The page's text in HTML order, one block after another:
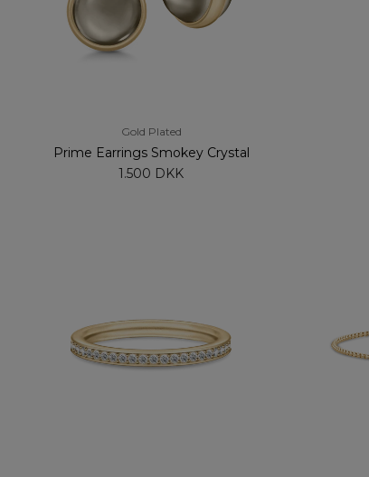
Gold Plated
Prime Earrings Smokey Crystal
1.500 DKK